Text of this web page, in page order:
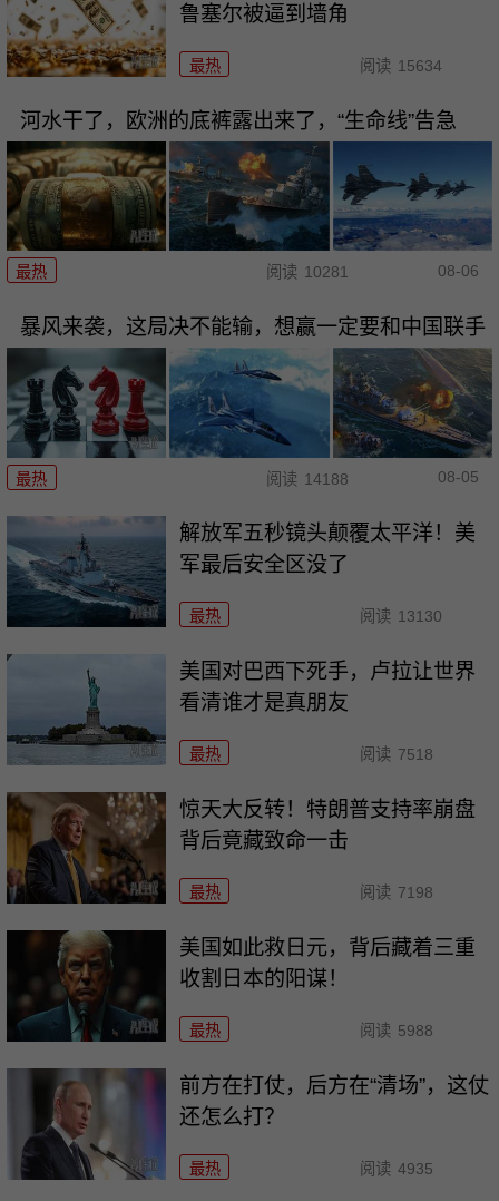
鲁塞尔被逼到墙角
最热 阅读 15634
河水干了，欧洲的底裤露出来了，“生命线”告急
最热 阅读 10281 08-06
暴风来袭，这局决不能输，想赢一定要和中国联手
最热 阅读 14188 08-05
解放军五秒镜头颠覆太平洋！美
军最后安全区没了
最热 阅读 13130
美国对巴西下死手，卢拉让世界
看清谁才是真朋友
最热 阅读 7518
惊天大反转！特朗普支持率崩盘
背后竟藏致命一击
最热 阅读 7198
美国如此救日元，背后藏着三重
收割日本的阳谋！
最热 阅读 5988
前方在打仗，后方在“清场”，这仗
还怎么打？
最热 阅读 4935